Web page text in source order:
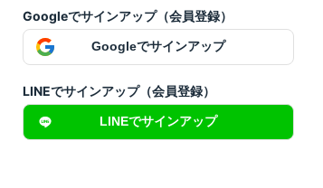
Googleでサインアップ（会員登録）
Googleでサインアップ
LINEでサインアップ（会員登録）
LINEでサインアップ